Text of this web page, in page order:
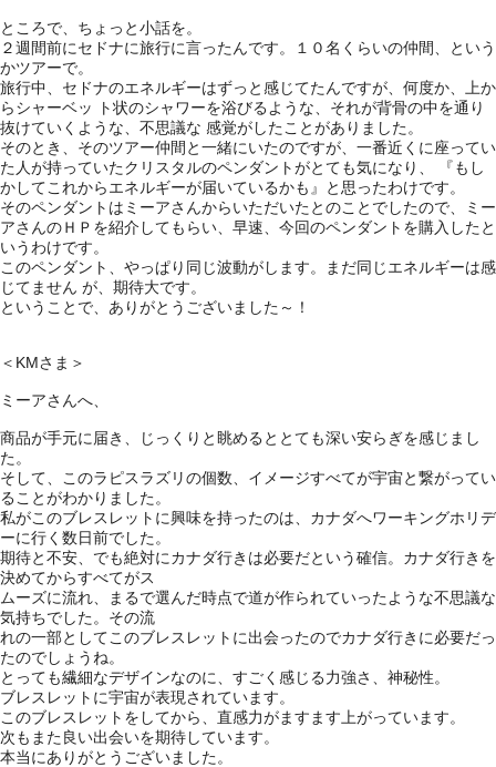
ところで、ちょっと小話を。
２週間前にセドナに旅行に言ったんです。１０名くらいの仲間、という
かツアーで。
旅行中、セドナのエネルギーはずっと感じてたんですが、何度か、上か
らシャーベッ ト状のシャワーを浴びるような、それが背骨の中を通り
抜けていくような、不思議な 感覚がしたことがありました。
そのとき、そのツアー仲間と一緒にいたのですが、一番近くに座ってい
た人が持っていたクリスタルのペンダントがとても気になり、 『もし
かしてこれからエネルギーが届いているかも』と思ったわけです。
そのペンダントはミーアさんからいただいたとのことでしたので、ミー
アさんのＨＰを紹介してもらい、早速、今回のペンダントを購入したと
いうわけです。
このペンダント、やっぱり同じ波動がします。まだ同じエネルギーは感
じてません が、期待大です。
ということで、ありがとうございました～！
＜KMさま＞
ミーアさんへ、
商品が手元に届き、じっくりと眺めるととても深い安らぎを感じまし
た。
そして、このラピスラズリの個数、イメージすべてが宇宙と繋がってい
ることがわかりました。
私がこのブレスレットに興味を持ったのは、カナダへワーキングホリデ
ーに行く数日前でした。
期待と不安、でも絶対にカナダ行きは必要だという確信。カナダ行きを
決めてからすべてがス
ムーズに流れ、まるで選んだ時点で道が作られていったような不思議な
気持ちでした。その流
れの一部としてこのブレスレットに出会ったのでカナダ行きに必要だっ
たのでしょうね。
とっても繊細なデザインなのに、すごく感じる力強さ、神秘性。
ブレスレットに宇宙が表現されています。
このブレスレットをしてから、直感力がますます上がっています。
次もまた良い出会いを期待しています。
本当にありがとうございました。